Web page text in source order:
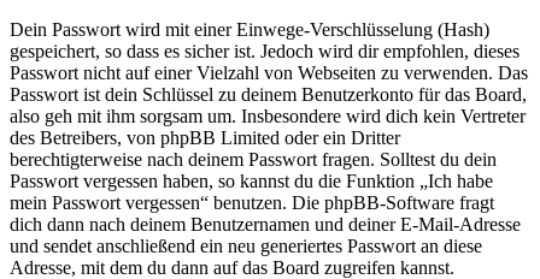
Dein Passwort wird mit einer Einwege-Verschlüsselung (Hash)
gespeichert, so dass es sicher ist. Jedoch wird dir empfohlen, dieses
Passwort nicht auf einer Vielzahl von Webseiten zu verwenden. Das
Passwort ist dein Schlüssel zu deinem Benutzerkonto für das Board,
also geh mit ihm sorgsam um. Insbesondere wird dich kein Vertreter
des Betreibers, von phpBB Limited oder ein Dritter
berechtigterweise nach deinem Passwort fragen. Solltest du dein
Passwort vergessen haben, so kannst du die Funktion „Ich habe
mein Passwort vergessen“ benutzen. Die phpBB-Software fragt
dich dann nach deinem Benutzernamen und deiner E-Mail-Adresse
und sendet anschließend ein neu generiertes Passwort an diese
Adresse, mit dem du dann auf das Board zugreifen kannst.